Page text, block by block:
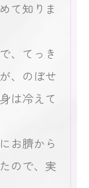
て知りま
、てっき
、のぼせ
は冷えて
お臍から
ので、実